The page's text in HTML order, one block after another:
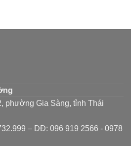
phường Gia Sàng, tỉnh Thái
– DĐ: 096 919 2566 - 0978